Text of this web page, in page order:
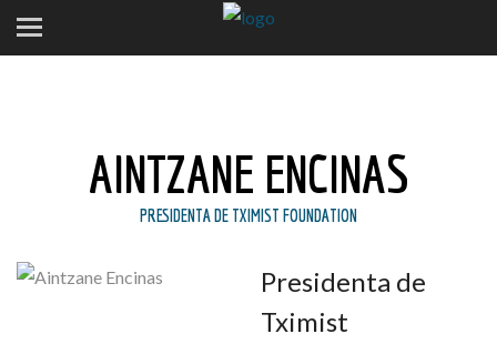
AINTZANE ENCINAS
PRESIDENTA DE TXIMIST FOUNDATION
Presidenta de
Tximist